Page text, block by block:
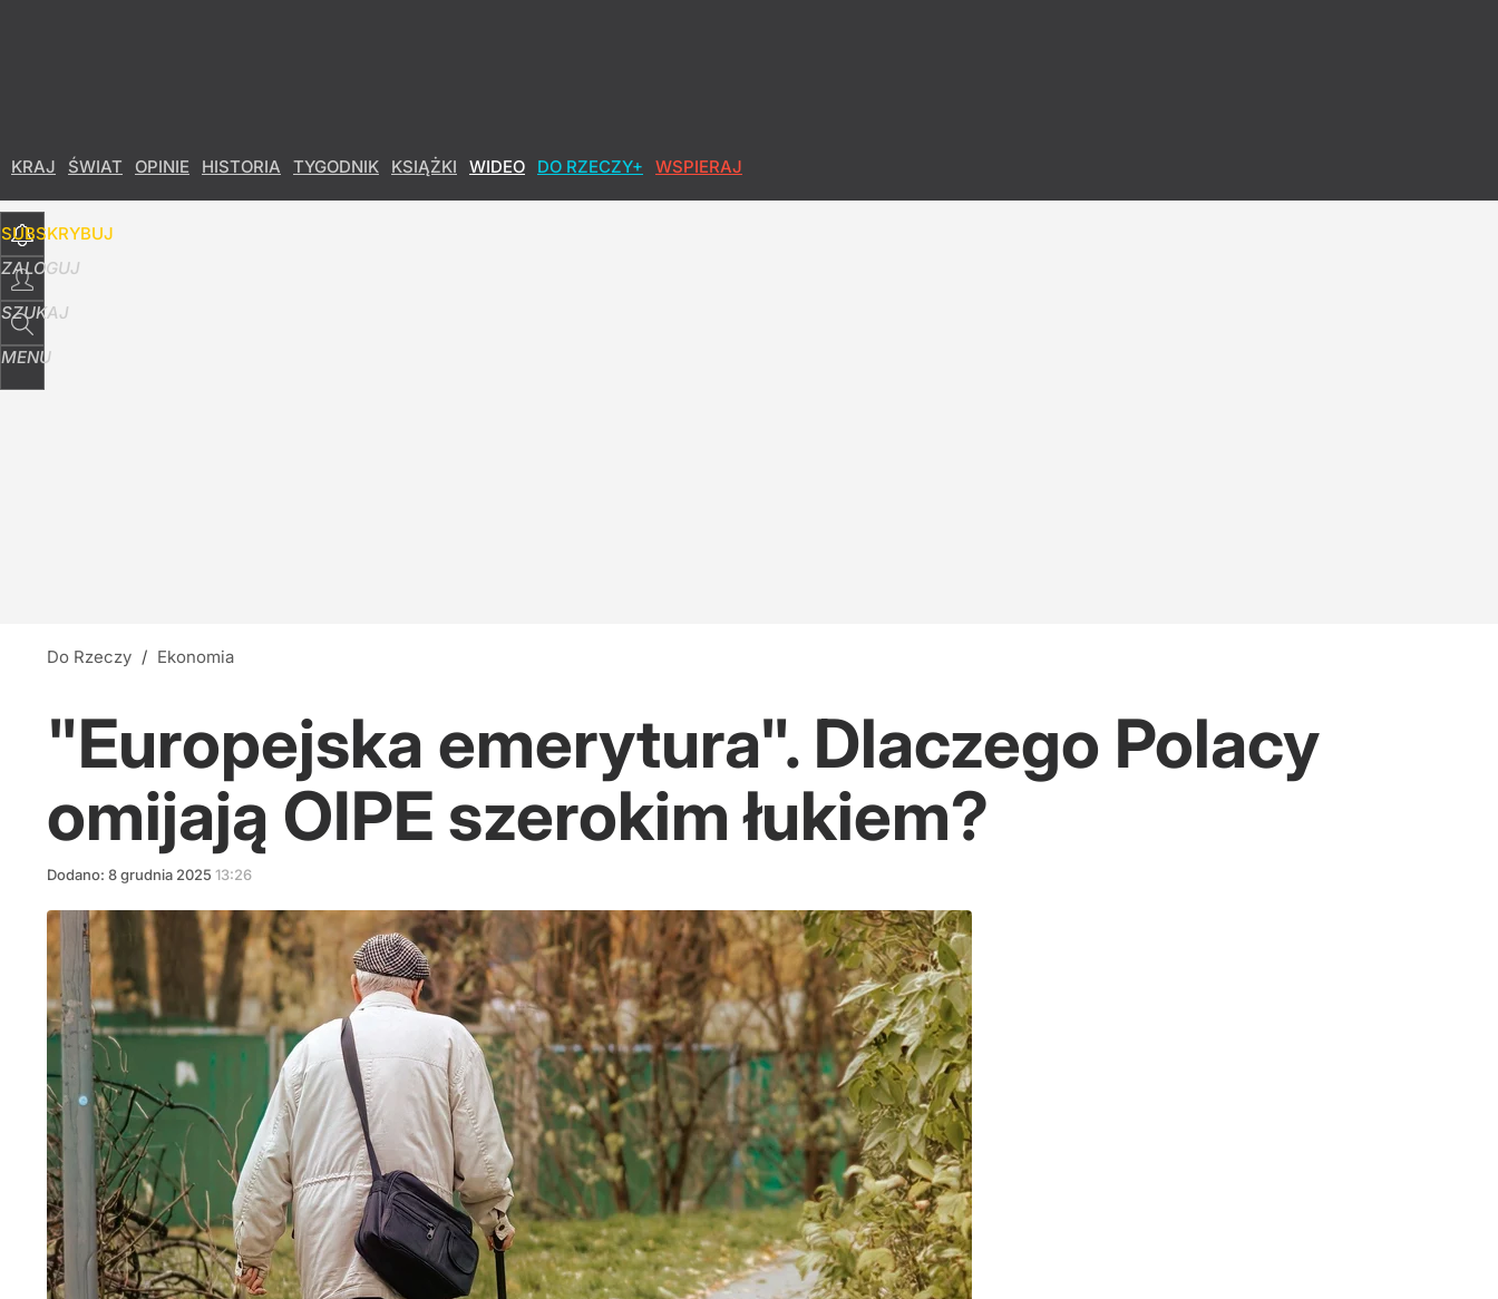
KRAJ ŚWIAT OPINIE HISTORIA TYGODNIK KSIĄŻKI WIDEO DO RZECZY+ WSPIERAJ
SUBSKRYBUJ
ZALOGUJ
SZUKAJ
MENU
Do Rzeczy / Ekonomia
"Europejska emerytura". Dlaczego Polacy
omijają OIPE szerokim łukiem?
Dodano: 8grudnia 2025 13:26